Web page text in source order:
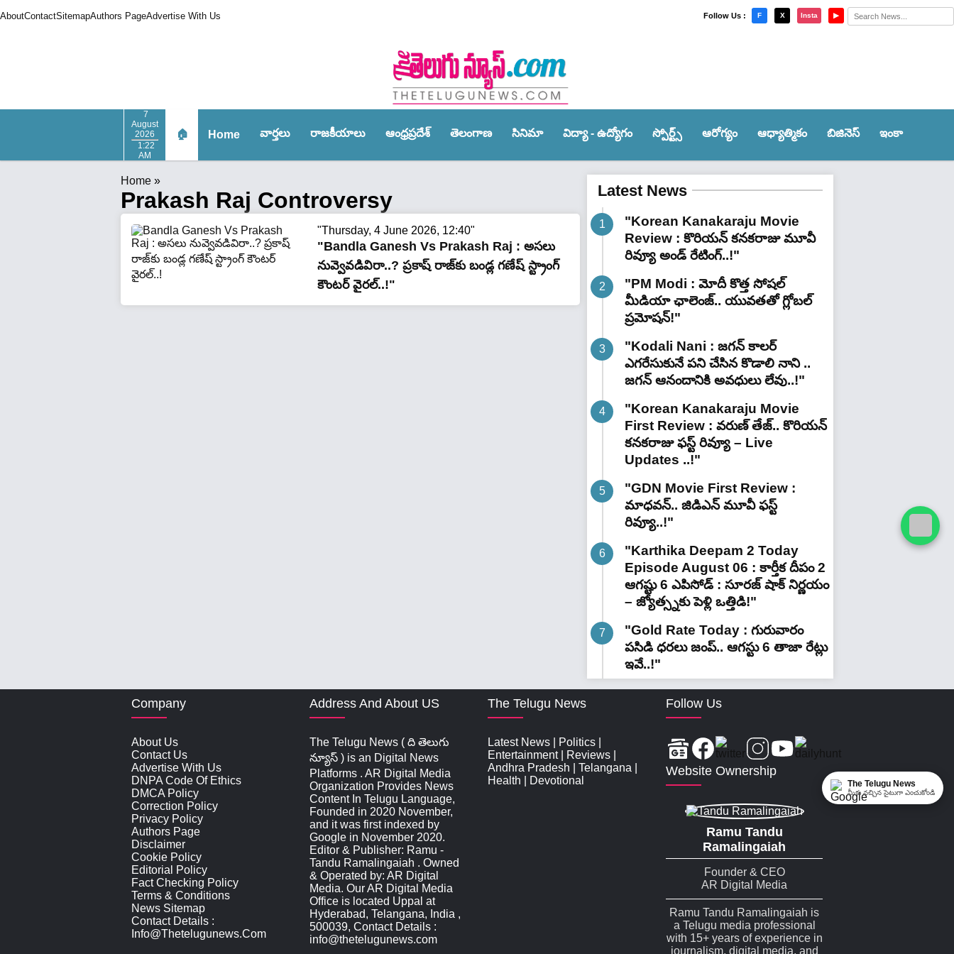
AboutContactSitemapAuthors PageAdvertise With Us Follow Us : F X Insta ▶
7
August
2026
1:22
AM
🏠 Home వార్త‌లు రాజ‌కీయాలు ఆంధ్ర‌ప్ర‌దేశ్‌ తెలంగాణ‌ సినిమా విద్యా - ఉద్యోగం స్పోర్ట్స్‌ ఆరోగ్యం ఆధ్యాత్మికం బిజినెస్ ఇంకా
×
Home »
Prakash Raj Controversy
"Thursday, 4 June 2026, 12:40"
"Bandla Ganesh Vs Prakash Raj : అసలు
నువ్వెవడివిరా..? ప్రకాష్ రాజ్‌కు బండ్ల గణేష్ స్ట్రాంగ్
కౌంటర్ వైరల్..!"
Latest News
"Korean Kanakaraju Movie
Review : కొరియన్ కనకరాజు మూవీ
రివ్యూ అండ్ రేటింగ్‌..!"
"PM Modi : మోదీ కొత్త సోషల్
మీడియా ఛాలెంజ్.. యువతతో గ్లోబల్
ప్రమోషన్!"
"Kodali Nani : జగన్ కాలర్
ఎగరేసుకునే పని చేసిన కొడాలి నాని ..
జగన్ ఆనందానికి అవధులు లేవు..!"
"Korean Kanakaraju Movie
First Review : వరుణ్ తేజ్.. కొరియన్
కనకరాజు ఫస్ట్ రివ్యూ – Live
Updates ..!"
"GDN Movie First Review :
మాధవన్.. జిడిఎన్ మూవీ ఫ‌స్ట్
రివ్యూ..!"
"Karthika Deepam 2 Today
Episode August 06 : కార్తీక దీపం 2
ఆగష్టు 6 ఎపిసోడ్ : సూరజ్ షాక్ నిర్ణయం
– జ్యోత్స్నకు పెళ్లి ఒత్తిడి!"
"Gold Rate Today : గురువారం
పసిడి ధరలు జంప్.. ఆగస్టు 6 తాజా రేట్లు
ఇవే..!"
Company
About Us
Contact Us
Advertise With Us
DNPA Code Of Ethics
DMCA Policy
Correction Policy
Privacy Policy
Authors Page
Disclaimer
Cookie Policy
Editorial Policy
Fact Checking Policy
Terms & Conditions
News Sitemap
Contact Details :
Info@thetelugunews.com
Address And About US
The Telugu News ( ది తెలుగు
న్యూస్‌ ) is an Digital News
Platforms . AR Digital Media
Organization Provides News
Content In Telugu Language,
Founded in 2020 November,
and it was first indexed by
Google in November 2020.
Editor & Publisher: Ramu -
Tandu Ramalingaiah . Owned
& Operated by: AR Digital
Media. Our AR Digital Media
Office is located Uppal at
Hyderabad, Telangana, India ,
500039, Contact Details :
info@thetelugunews.com
The Telugu News
Latest News Politics
Entertainment| Reviews
Andhra Pradesh
Telangana
Health
Devotional
Follow Us
Website Ownership
Ramu Tandu
Ramalingaiah
Founder & CEO
AR Digital Media
Ramu Tandu Ramalingaiah is
a Telugu media professional
with 15+ years of experience in
journalism, digital media, and
The Telugu News
మీకు నచ్చిన సైటుగా ఎంచుకోండి